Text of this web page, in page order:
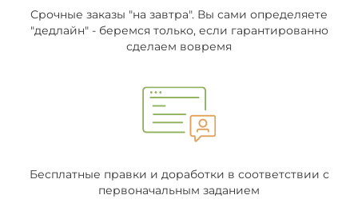
Срочные заказы "на завтра". Вы сами определяете
"дедлайн" - беремся только, если гарантированно
сделаем вовремя
Бесплатные правки и доработки в соответствии с
первоначальным заданием